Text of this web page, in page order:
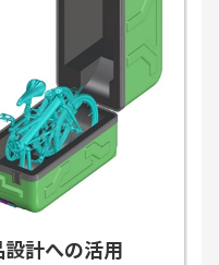
計への活用